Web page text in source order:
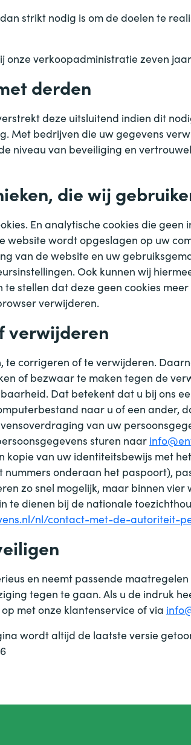
strikt nodig is om de doelen te
onze verkoopadministratie zeven
derden
deze uitsluitend indien dit
Met bedrijven die uw gegevens
niveau van beveiliging en
die wij
En analytische cookies die geen
wordt opgeslagen op uw
van de website en uw
Ook kunnen wij
stellen dat deze geen cookies
verwijderen.
verwijderen
te corrigeren of te verwijderen.
of bezwaar te maken tegen de
Dat betekent dat u bij ons
naar u of een ander,
van uw
sturen naar
van uw identiteitsbewijs met
onderaan het paspoort),
zo snel mogelijk, maar binnen vier
te dienen bij de nationale
nl/contact-met-de-autoriteit-
en neemt passende
tegen te gaan. Als u de indruk
met onze klantenservice of via
wordt altijd de laatste versie